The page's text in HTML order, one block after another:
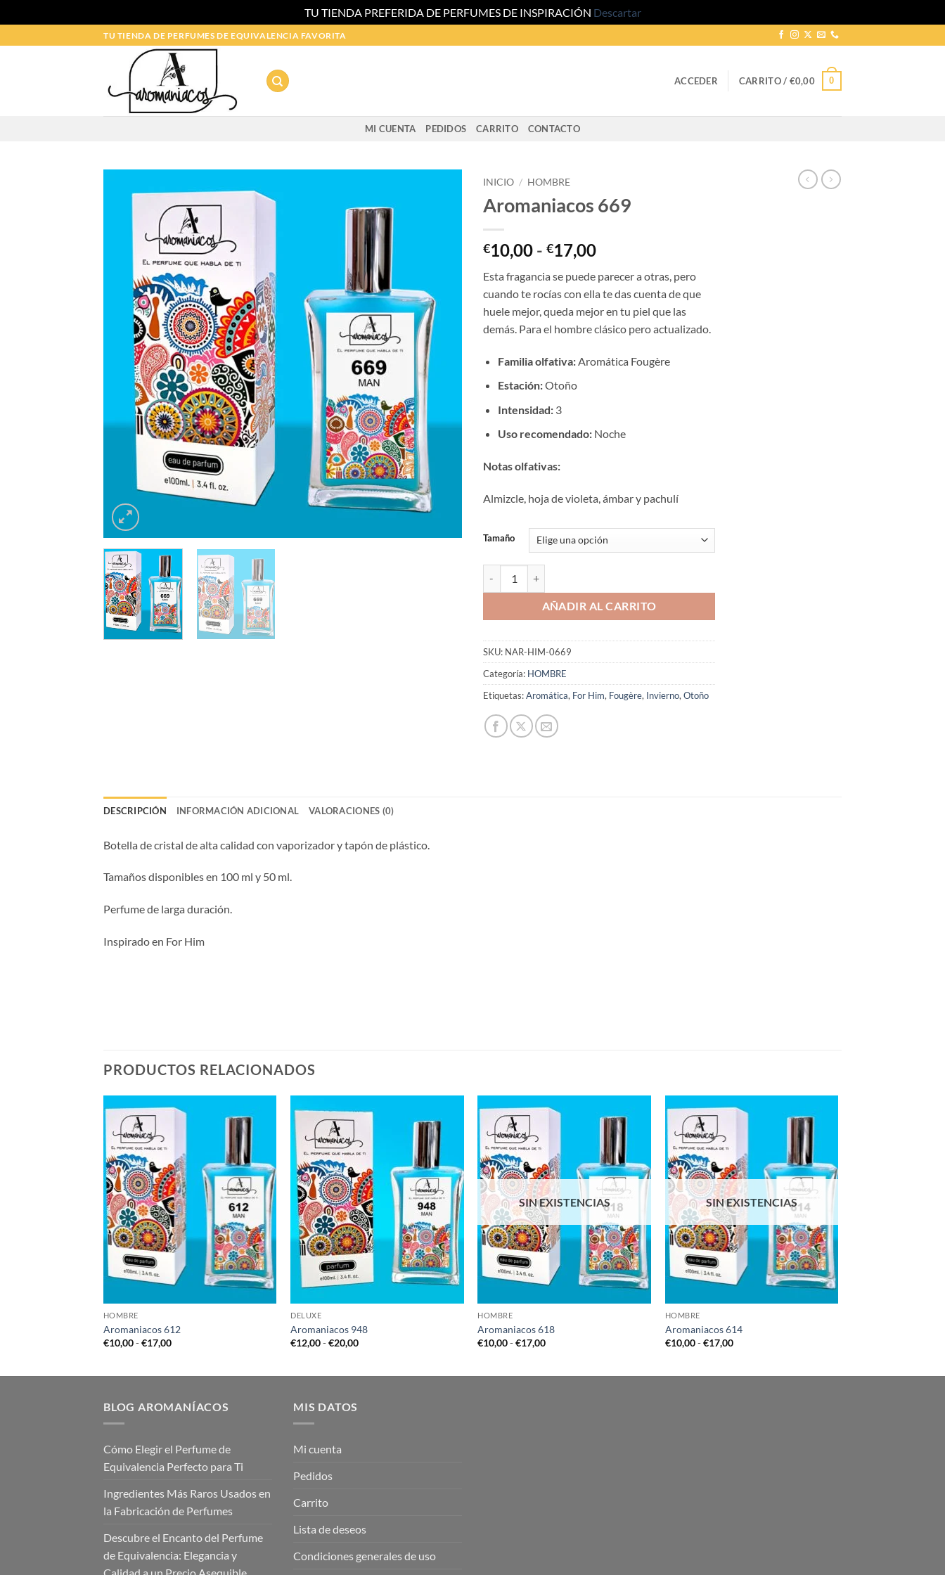
TU TIENDA PREFERIDA DE PERFUMES DE INSPIRACIÓN Descartar
al
TU TIENDA DE PERFUMES DE EQUIVALENCIA FAVORITA
ACCEDER CARRITO / €0,00 0
MI CUENTA PEDIDOS CARRITO CONTACTO
INICIO / HOMBRE
Aromaniacos 669
€10,00 - €17,00Rango
precios:
desde
€10,00
hasta
Esta fragancia se puede parecer a otras, pero
cuando te rocías con ella te das cuenta de que
huele mejor, queda mejor en tu piel que las
demás. Para el hombre clásico pero actualizado.
Familia olfativa:Aromática Fougère
Estación:Otoño
Intensidad:3
Uso recomendado:Noche
Notas olfativas:
Almizcle, hoja de violeta, ámbar y pachulí
Tamaño
AÑADIR AL CARRITO
SKU: NAR-HIM-0669
Categoría: HOMBRE
Etiquetas:Aromática, For Him, Fougère, Invierno, Otoño
DESCRIPCIÓN INFORMACIÓN ADICIONAL VALORACIONES (0)
Botella de cristal de alta calidad con vaporizador y tapón de plástico.
Tamaños disponibles en 100 ml y 50 ml.
Perfume de larga duración.
Inspirado en For Him
PRODUCTOS RELACIONADOS
HOMBRE
Aromaniacos 612
€10,00-€17,00Rango
€17,00
DELUXE
Aromaniacos 948
€12,00-€20,00Rango
SIN EXISTENCIAS
HOMBRE
Aromaniacos 618
€10,00-€17,00Rango
SIN EXISTENCIAS
HOMBRE
Aromaniacos 614
€10,00 - €17,00Rango
BLOG AROMANÍACOS
Cómo Elegir el Perfume de
Equivalencia Perfecto para Ti
Ingredientes Más Raros Usados en
la Fabricación de Perfumes
Descubre el Encanto del Perfume
de Equivalencia: Elegancia y
MIS DATOS
Mi cuenta
Pedidos
Carrito
Lista de deseos
Condiciones generales de uso